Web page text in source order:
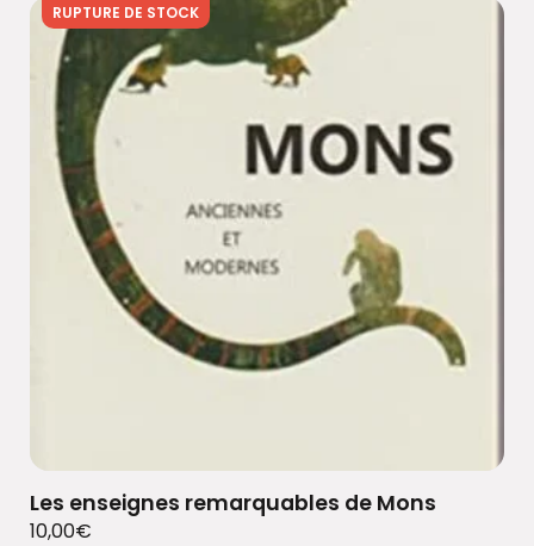
RUPTURE DE STOCK
Les enseignes remarquables de Mons
10,00€